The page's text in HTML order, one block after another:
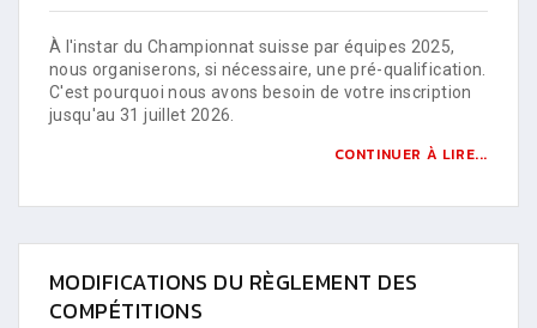
À l'instar du Championnat suisse par équipes 2025,
nous organiserons, si nécessaire, une pré-qualification.
C'est pourquoi nous avons besoin de votre inscription
jusqu'au 31 juillet 2026.
CONTINUER À LIRE...
MODIFICATIONS DU RÈGLEMENT DES
COMPÉTITIONS